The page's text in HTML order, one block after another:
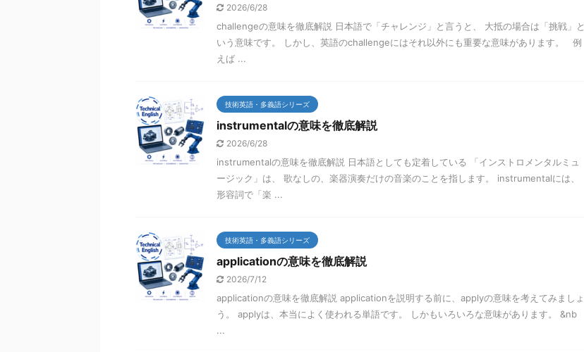
2026/6/28
challengeの意味を徹底解説 日本語で「チャレンジ」と言うと、 大抵の場合は「挑戦」と
いう意味です。 しかし、英語のchallengeにはそれ以外にも重要な意味があります。 例
えば ...
技術英語・多義語シリーズ
instrumentalの意味を徹底解説
2026/6/28
instrumentalの意味を徹底解説 日本語としても定着している 「インストロメンタルミュ
ージック」は、 歌なしの、楽器演奏だけの音楽のことを指します。 instrumentalには、
形容詞で「楽 ...
技術英語・多義語シリーズ
applicationの意味を徹底解説
2026/7/12
applicationの意味を徹底解説 applicationを説明する前に、applyの意味を考えてみましょ
う。 applyは、本当によく使われる単語です。 しかもいろいろな意味があります。 &nb
...